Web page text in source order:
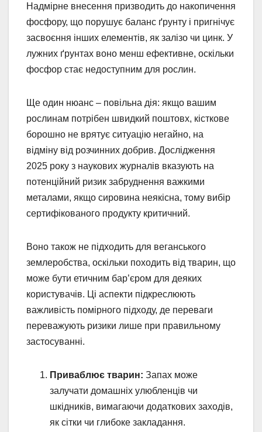
Надмірне внесення призводить до накопичення
фосфору, що порушує баланс ґрунту і пригнічує
засвоєння інших елементів, як залізо чи цинк. У
лужних ґрунтах воно менш ефективне, оскільки
фосфор стає недоступним для рослин.
Ще один нюанс – повільна дія: якщо вашим
рослинам потрібен швидкий поштовх, кісткове
борошно не врятує ситуацію негайно, на
відміну від розчинних добрив. Дослідження
2025 року з наукових журналів вказують на
потенційний ризик забруднення важкими
металами, якщо сировина неякісна, тому вибір
сертифікованого продукту критичний.
Воно також не підходить для веганського
землеробства, оскільки походить від тварин, що
може бути етичним бар’єром для деяких
користувачів. Ці аспекти підкреслюють
важливість помірного підходу, де переваги
переважують ризики лише при правильному
застосуванні.
Приваблює тварин: Запах може
залучати домашніх улюбленців чи
шкідників, вимагаючи додаткових заходів,
як сітки чи глибоке закладання.